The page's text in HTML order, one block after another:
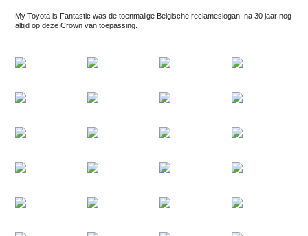
My Toyota is Fantastic was de toenmalige Belgische reclameslogan, na 30 jaar nog
altijd op deze Crown van toepassing.